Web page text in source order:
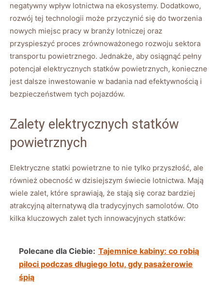
negatywny ‍wpływ lotnictwa na ekosystemy. Dodatkowo,⁢
rozwój tej technologii​ może ​przyczynić się do tworzenia
nowych miejsc pracy w branży‌ lotniczej oraz
przyspieszyć proces zrównoważonego rozwoju⁤ sektora
transportu powietrznego. Jednakże,⁣ aby ⁢osiągnąć⁤ pełny⁣
potencjał elektrycznych⁢ statków⁤ powietrznych, ​konieczne
jest dalsze inwestowanie w ⁣badania⁣ nad efektywnością​ i
bezpieczeństwem tych pojazdów.
Zalety elektrycznych⁣ statków
‌powietrznych
Elektryczne statki powietrzne ⁣to nie tylko⁢ przyszłość, ‍ale⁢
również ⁣obecność w dzisiejszym świecie lotnictwa. Mają
‌wiele zalet, które⁢ sprawiają, że stają⁤ się coraz bardziej
atrakcyjną alternatywą dla​ tradycyjnych samolotów.⁤ Oto
kilka kluczowych zalet tych innowacyjnych statków:
Polecane dla Ciebie: Tajemnice kabiny: co robią
piloci podczas długiego lotu, gdy pasażerowie
śpią